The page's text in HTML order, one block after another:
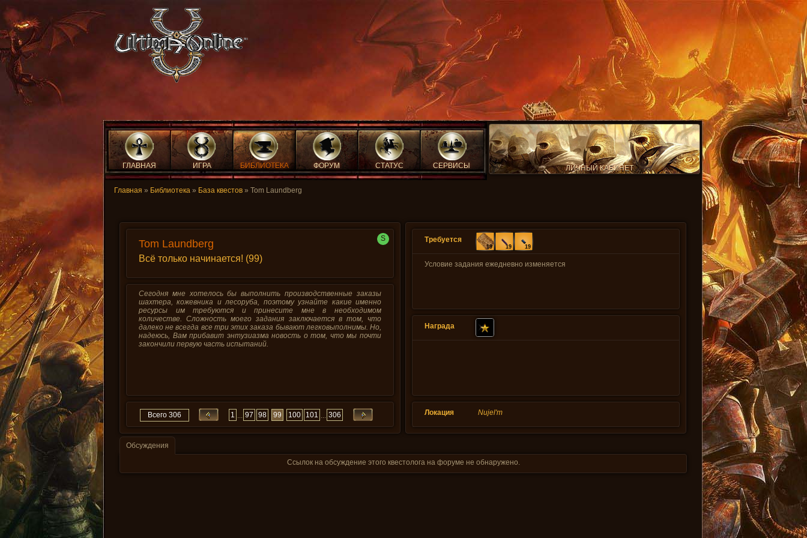
ГЛАВНАЯ ИГРА БИБЛИОТЕКА ФОРУМ СТАТУС СЕРВИСЫ ЛИЧНЫЙ КАБИНЕТ
Главная » Библиотека » База квестов » Tom Laundberg
Tom Laundberg S
Всё только начинается! (99)
Сегодня мне хотелось бы выполнить производственные заказы
шахтера, кожевника и лесоруба, поэтому узнайте какие именно
ресурсы им требуются и принесите мне в необходимом
количестве. Сложность моего задания заключается в том, что
далеко не всегда все три этих заказа бывают легковыполнимы. Но,
надеюсь, Вам прибавит энтузиазма новость о том, что мы почти
закончили первую часть испытаний.
Всего 306 1 ... 97 98 99 100 101 ... 306
Требуется
19 19 19
Условие задания ежедневно изменяется
Награда
Локация Nujel'm
Обсуждения
Ссылок на обсуждение этого квестолога на форуме не обнаружено.